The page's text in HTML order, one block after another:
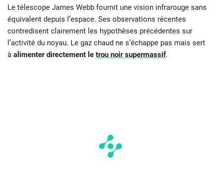
Le télescope James Webb fournit une vision infrarouge sans
équivalent depuis l’espace. Ses observations récentes
contredisent clairement les hypothèses précédentes sur
l’activité du noyau. Le gaz chaud ne s’échappe pas mais sert
à alimenter directement le trou noir supermassif.